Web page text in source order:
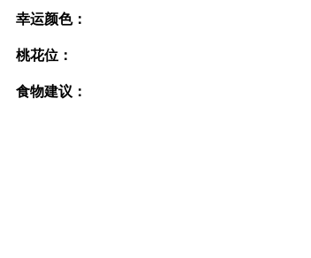
幸运颜色：
桃花位：
食物建议：